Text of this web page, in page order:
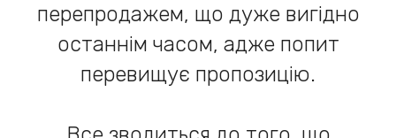
перепродажем, що дуже вигідно
останнім часом, адже попит
перевищує пропозицію.